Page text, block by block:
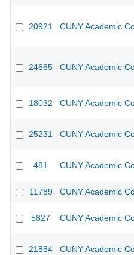
20921 CUNY Academic
24665 CUNY Academic
18032 CUNY Academic
25231 CUNY Academic
481 CUNY Academic
11789 CUNY Academic
5827 CUNY Academic
21884 CUNY Academic